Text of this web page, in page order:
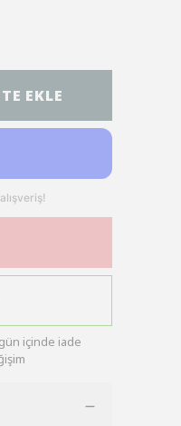
EKLE
içinde iade